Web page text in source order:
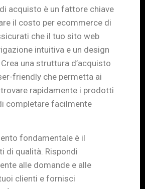
di acquisto è un fattore chiave
il costo per ecommerce di
che il tuo sito web
intuitiva e un design
una struttura d’acquisto
friendly che permetta ai
rapidamente i prodotti
completare facilmente
fondamentale è il
di qualità. Rispondi
alle domande e alle
clienti e fornisci